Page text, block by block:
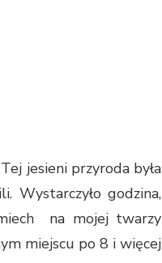
jesieni przyroda była
Wystarczyło godzina,
na mojej twarzy
miejscu po 8 i więcej